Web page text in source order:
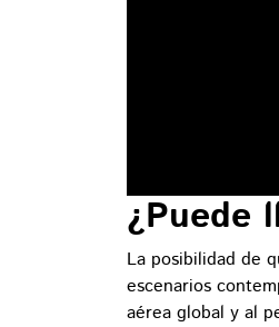
¿Puede
La posibilidad de
escenarios
aérea global y al